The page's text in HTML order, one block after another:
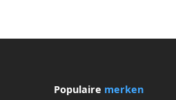
Populaire merken